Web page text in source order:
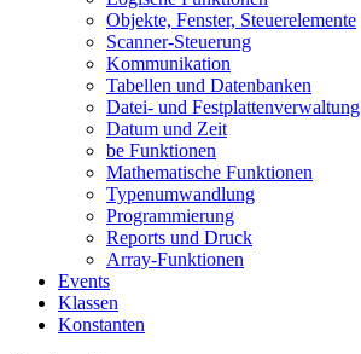
Objekte, Fenster, Steuerelemente
Scanner-Steuerung
Kommunikation
Tabellen und Datenbanken
Datei- und Festplattenverwaltung
Datum und Zeit
be Funktionen
Mathematische Funktionen
Typenumwandlung
Programmierung
Reports und Druck
Array-Funktionen
Events
Klassen
Konstanten